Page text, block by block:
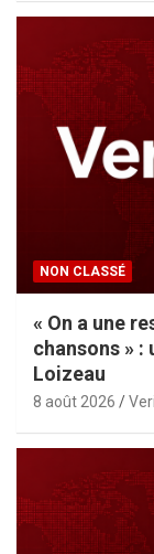
NON CLASSÉ
« On a une
chansons » :
Loizeau
8 août 2026